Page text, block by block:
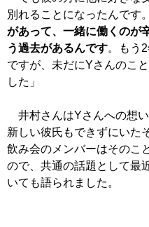
別れることになったんです。
があって、一緒に働くのが
う過去があるんです。もう
ですが、未だにYさんのこ
した」
井村さんはYさんへの想
新しい彼氏もできずにいた
飲み会のメンバーはそのこ
ので、共通の話題として最
いても語られました。